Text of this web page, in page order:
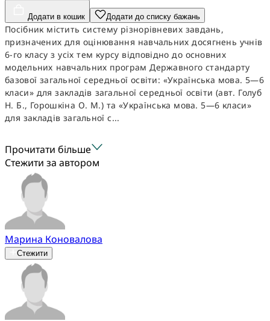
Додати в кошик Додати до списку бажань
Посібник містить систему різнорівневих завдань,
призначених для оцінювання навчальних досягнень учнів
6-го класу з усіх тем курсу відповідно до основних
модельних навчальних програм Державного стандарту
базової загальної середньої освіти: «Українська мова. 5—6
класи» для закладів загальної середньої освіти (авт. Голуб
Н. Б., Горошкіна О. М.) та «Українська мова. 5—6 класи»
для закладів загальної с...
Прочитати більше
Стежити за автором
Марина Коновалова
Стежити